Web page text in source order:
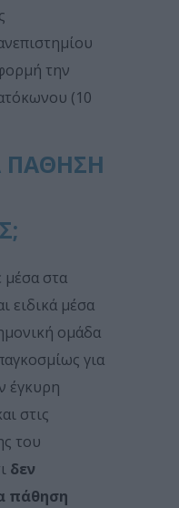
την
(10
ΠΑΘΗΣΗ
μέσα στα
ειδικά μέσα
ομάδα
για
έγκυρη
στις
του
δεν
πάθηση